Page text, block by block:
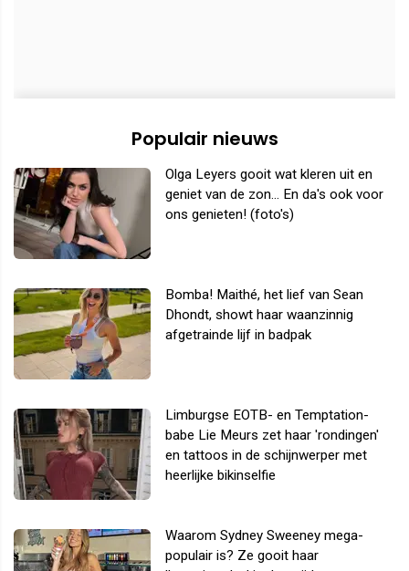
Populair nieuws
Olga Leyers gooit wat kleren uit en
geniet van de zon... En da's ook voor
ons genieten! (foto's)
Bomba! Maithé, het lief van Sean
Dhondt, showt haar waanzinnig
afgetrainde lijf in badpak
Limburgse EOTB- en Temptation-
babe Lie Meurs zet haar 'rondingen'
en tattoos in de schijnwerper met
heerlijke bikinselfie
Waarom Sydney Sweeney mega-
populair is? Ze gooit haar